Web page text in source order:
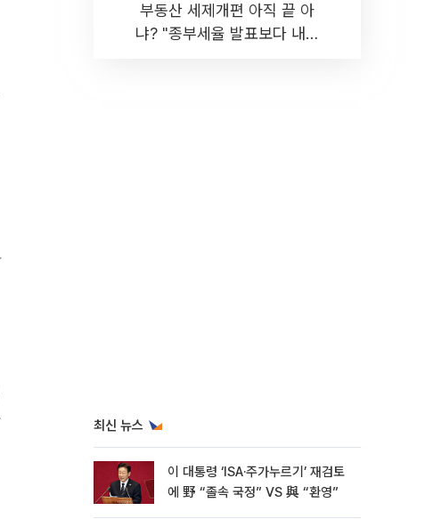
부동산 세제개편 아직 끝 아
냐? "종부세율 발표보다 내릴
최신 뉴스
이 대통령 ‘ISA·주가누르기’ 재검토
에 野 “졸속 국정” VS 與 “환영”